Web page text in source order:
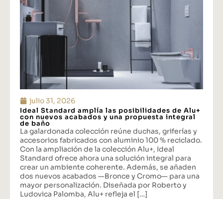
julio 31, 2026
Ideal Standard amplía las posibilidades de Alu+
con nuevos acabados y una propuesta integral
de baño
La galardonada colección reúne duchas, griferías y
accesorios fabricados con aluminio 100 % reciclado.
Con la ampliación de la colección Alu+, Ideal
Standard ofrece ahora una solución integral para
crear un ambiente coherente. Además, se añaden
dos nuevos acabados —Bronce y Cromo— para una
mayor personalización. Diseñada por Roberto y
Ludovica Palomba, Alu+ refleja el […]